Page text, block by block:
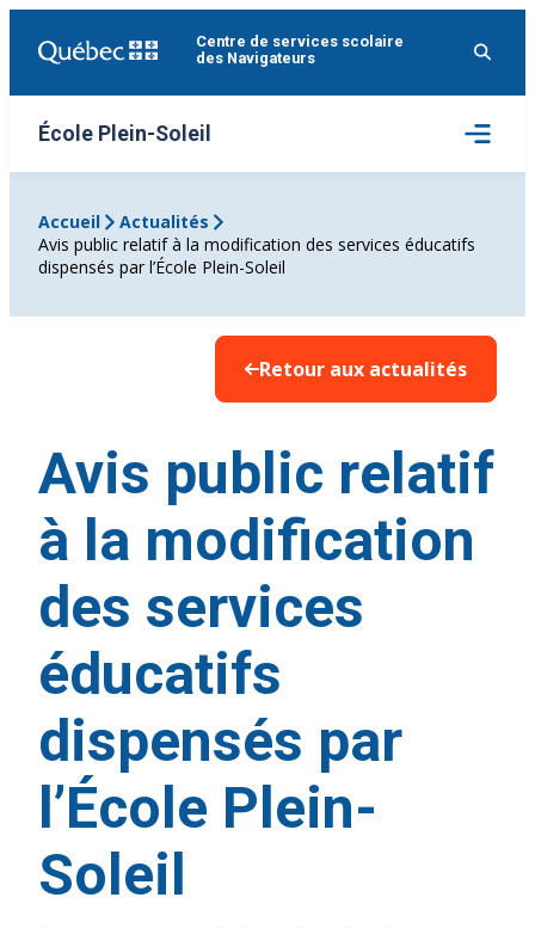
Centre de services scolaire
des Navigateurs
École Plein-Soleil
Ouvrir
le
menu
Accueil
Actualités
Avis public relatif à la modification des services éducatifs
dispensés par l’École Plein-Soleil
Retour aux actualités
Avis public relatif
à la modification
des services
éducatifs
dispensés par
l’École Plein-
Soleil